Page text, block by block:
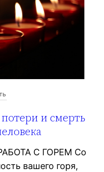
и смерть
С ГОРЕМ Со
вашего горя,